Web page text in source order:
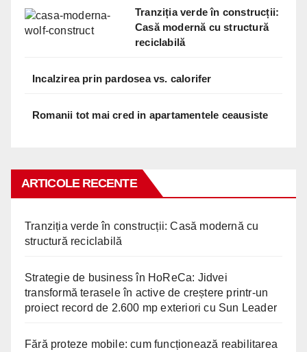
Tranziția verde în construcții:
Casă modernă cu structură
reciclabilă
Incalzirea prin pardosea vs. calorifer
Romanii tot mai cred in apartamentele ceausiste
ARTICOLE RECENTE
Tranziția verde în construcții: Casă modernă cu
structură reciclabilă
Strategie de business în HoReCa: Jidvei
transformă terasele în active de creștere printr-un
proiect record de 2.600 mp exteriori cu Sun Leader
Fără proteze mobile: cum funcționează reabilitarea